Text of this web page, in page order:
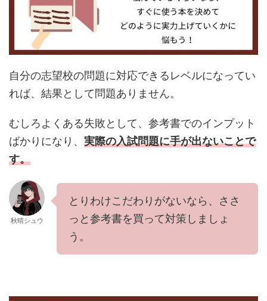
自分の志望校の問題に対応できるレベルになってい
れば、結果として問題ありません。
むしろよくある失敗として、参考書でのインプット
ばかりになり、 実際の入試問題に手が出ないことで
す。
秋晴シュウ
とりわけこだわりがないなら、ささ
っと参考書を買って対策しましょ
う。